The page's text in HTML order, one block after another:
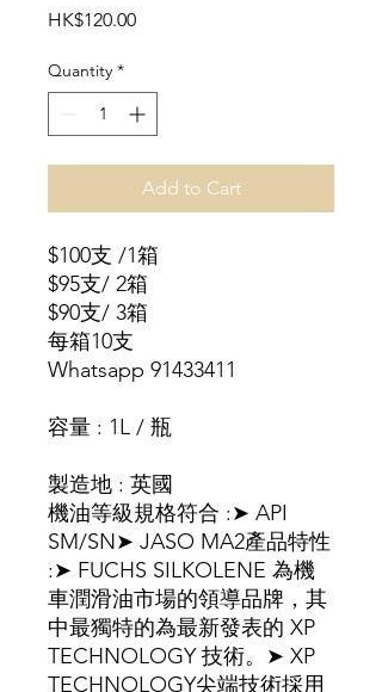
HK$120.00Price
Quantity *
Add to Cart
$100支 /1箱
$95支/ 2箱
$90支/ 3箱
每箱10支
Whatsapp 91433411
容量 : 1L / 瓶
製造地 : 英國
機油等級規格符合 :➤ API
SM/SN➤ JASO MA2產品特性
:➤ FUCHS SILKOLENE 為機
車潤滑油市場的領導品牌，其
中最獨特的為最新發表的 XP
TECHNOLOGY 技術。➤ XP
TECHNOLOGY尖端技術採用